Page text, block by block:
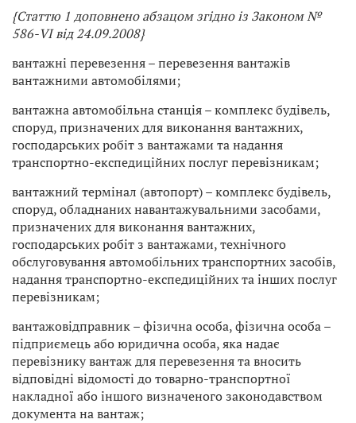
{Статтю 1 доповнено абзацом згідно із Законом №
586-VI від 24.09.2008}
вантажні перевезення – перевезення вантажів
вантажними автомобілями;
вантажна автомобільна станція – комплекс будівель,
споруд, призначених для виконання вантажних,
господарських робіт з вантажами та надання
транспортно-експедиційних послуг перевізникам;
вантажний термінал (автопорт) – комплекс будівель,
споруд, обладнаних навантажувальними засобами,
призначених для виконання вантажних,
господарських робіт з вантажами, технічного
обслуговування автомобільних транспортних засобів,
надання транспортно-експедиційних та інших послуг
перевізникам;
вантажовідправник – фізична особа, фізична особа –
підприємець або юридична особа, яка надає
перевізнику вантаж для перевезення та вносить
відповідні відомості до товарно-транспортної
накладної або іншого визначеного законодавством
документа на вантаж;